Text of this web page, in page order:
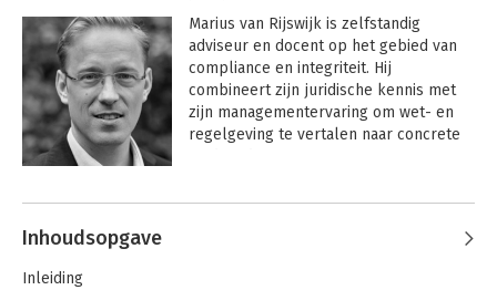
Marius van Rijswijk is zelfstandig
adviseur en docent op het gebied van
compliance en integriteit. Hij
combineert zijn juridische kennis met
zijn managementervaring om wet- en
regelgeving te vertalen naar concrete
Inhoudsopgave
Inleiding